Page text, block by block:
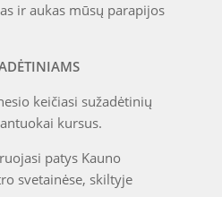
ir aukas mūsų parapijos
keičiasi sužadėtinių
kursus.
patys Kauno
svetainėse, skiltyje